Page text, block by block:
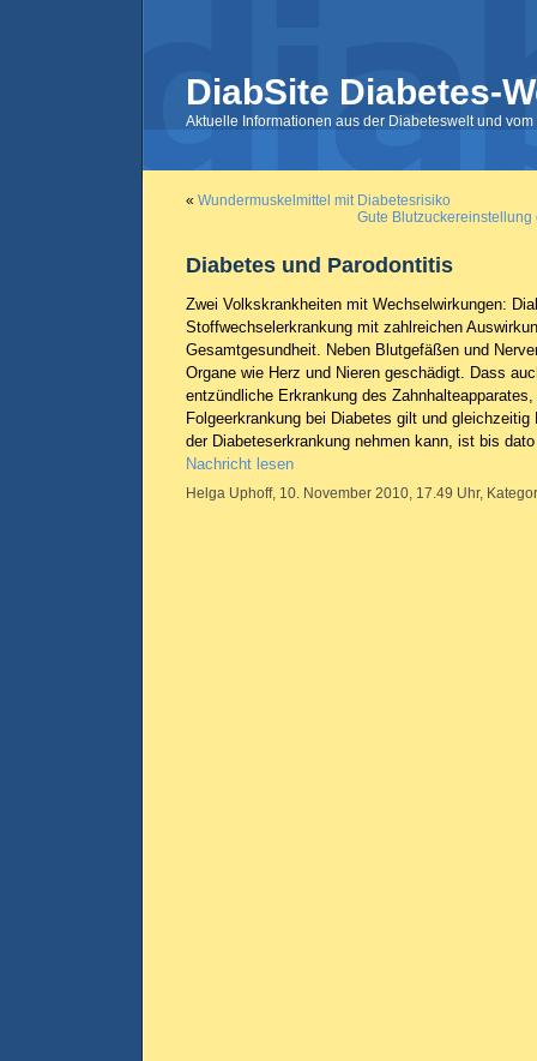
DiabSite Diabetes-
Aktuelle Informationen aus der Diabeteswelt und
« Wundermuskelmittel mit Diabetesrisiko
Gute
Diabetes und Parodontitis
Zwei Volkskrankheiten mit Wechselwirkungen:
Stoffwechselerkrankung mit zahlreichen
Gesamtgesundheit. Neben Blutgefäßen und
Organe wie Herz und Nieren geschädigt. Dass
entzündliche Erkrankung des
Folgeerkrankung bei Diabetes gilt und
der Diabeteserkrankung nehmen kann, ist bis
Nachricht lesen
Helga Uphoff, 10. November 2010, 17.49 Uhr,